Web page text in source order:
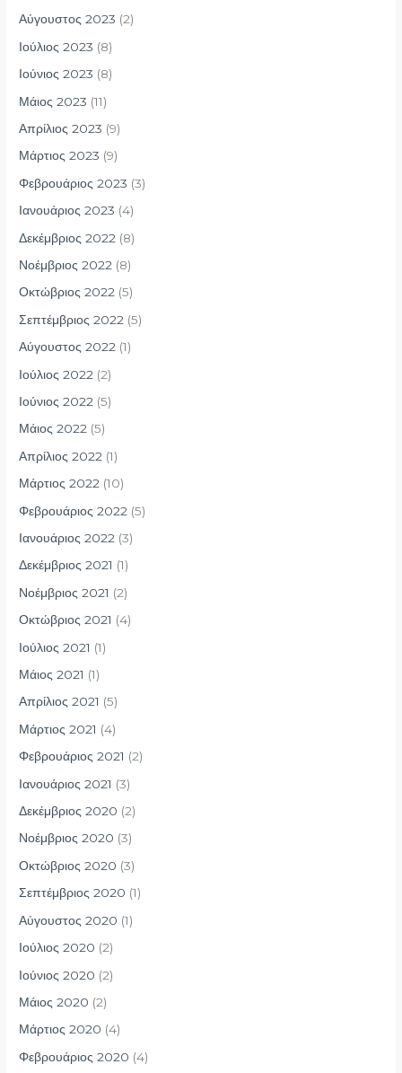
Αύγουστος 2023 (2)
Ιούλιος 2023 (8)
Ιούνιος 2023 (8)
Μάιος 2023 (11)
Απρίλιος 2023 (9)
Μάρτιος 2023 (9)
Φεβρουάριος 2023 (3)
Ιανουάριος 2023 (4)
Δεκέμβριος 2022 (8)
Νοέμβριος 2022 (8)
Οκτώβριος 2022 (5)
Σεπτέμβριος 2022 (5)
Αύγουστος 2022 (1)
Ιούλιος 2022 (2)
Ιούνιος 2022 (5)
Μάιος 2022 (5)
Απρίλιος 2022 (1)
Μάρτιος 2022 (10)
Φεβρουάριος 2022 (5)
Ιανουάριος 2022 (3)
Δεκέμβριος 2021 (1)
Νοέμβριος 2021 (2)
Οκτώβριος 2021 (4)
Ιούλιος 2021 (1)
Μάιος 2021 (1)
Απρίλιος 2021 (5)
Μάρτιος 2021 (4)
Φεβρουάριος 2021 (2)
Ιανουάριος 2021 (3)
Δεκέμβριος 2020 (2)
Νοέμβριος 2020 (3)
Οκτώβριος 2020 (3)
Σεπτέμβριος 2020 (1)
Αύγουστος 2020 (1)
Ιούλιος 2020 (2)
Ιούνιος 2020 (2)
Μάιος 2020 (2)
Μάρτιος 2020 (4)
Φεβρουάριος 2020 (4)